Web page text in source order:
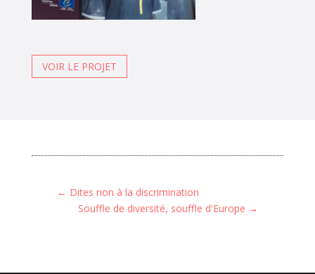
VOIR LE PROJET
← Dites non à la discrimination
Souffle de diversité, souffle d'Europe →